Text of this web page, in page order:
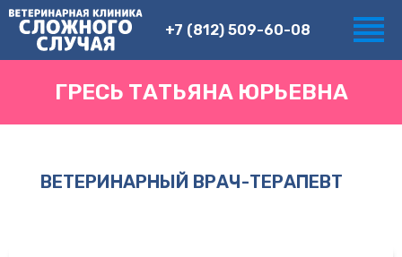
+7 (812) 509-60-08
ГРЕСЬ ТАТЬЯНА ЮРЬЕВНА
ВЕТЕРИНАРНЫЙ ВРАЧ-ТЕРАПЕВТ